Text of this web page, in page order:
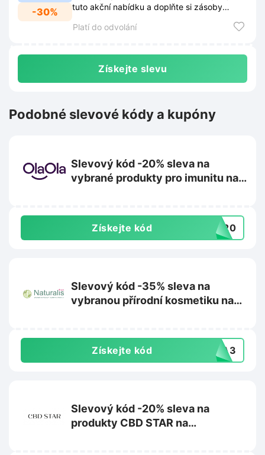
-30%
tuto akční nabídku a doplňte si zásoby
Platí do odvolání
Získejte slevu
Podobné slevové kódy a kupóny
Slevový kód -20% sleva na
vybrané produkty pro imunitu na
Získejte kód TA20
Slevový kód -35% sleva na
vybranou přírodní kosmetiku na
Získejte kód IKA3
Slevový kód -20% sleva na
produkty CBD STAR na